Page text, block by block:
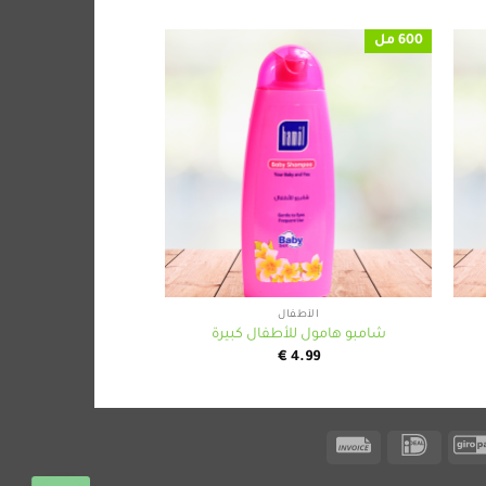
600 مل
الأطفال
شامبو هامول للأطفال كبيرة
4.99
€
GiroPay
IDeal